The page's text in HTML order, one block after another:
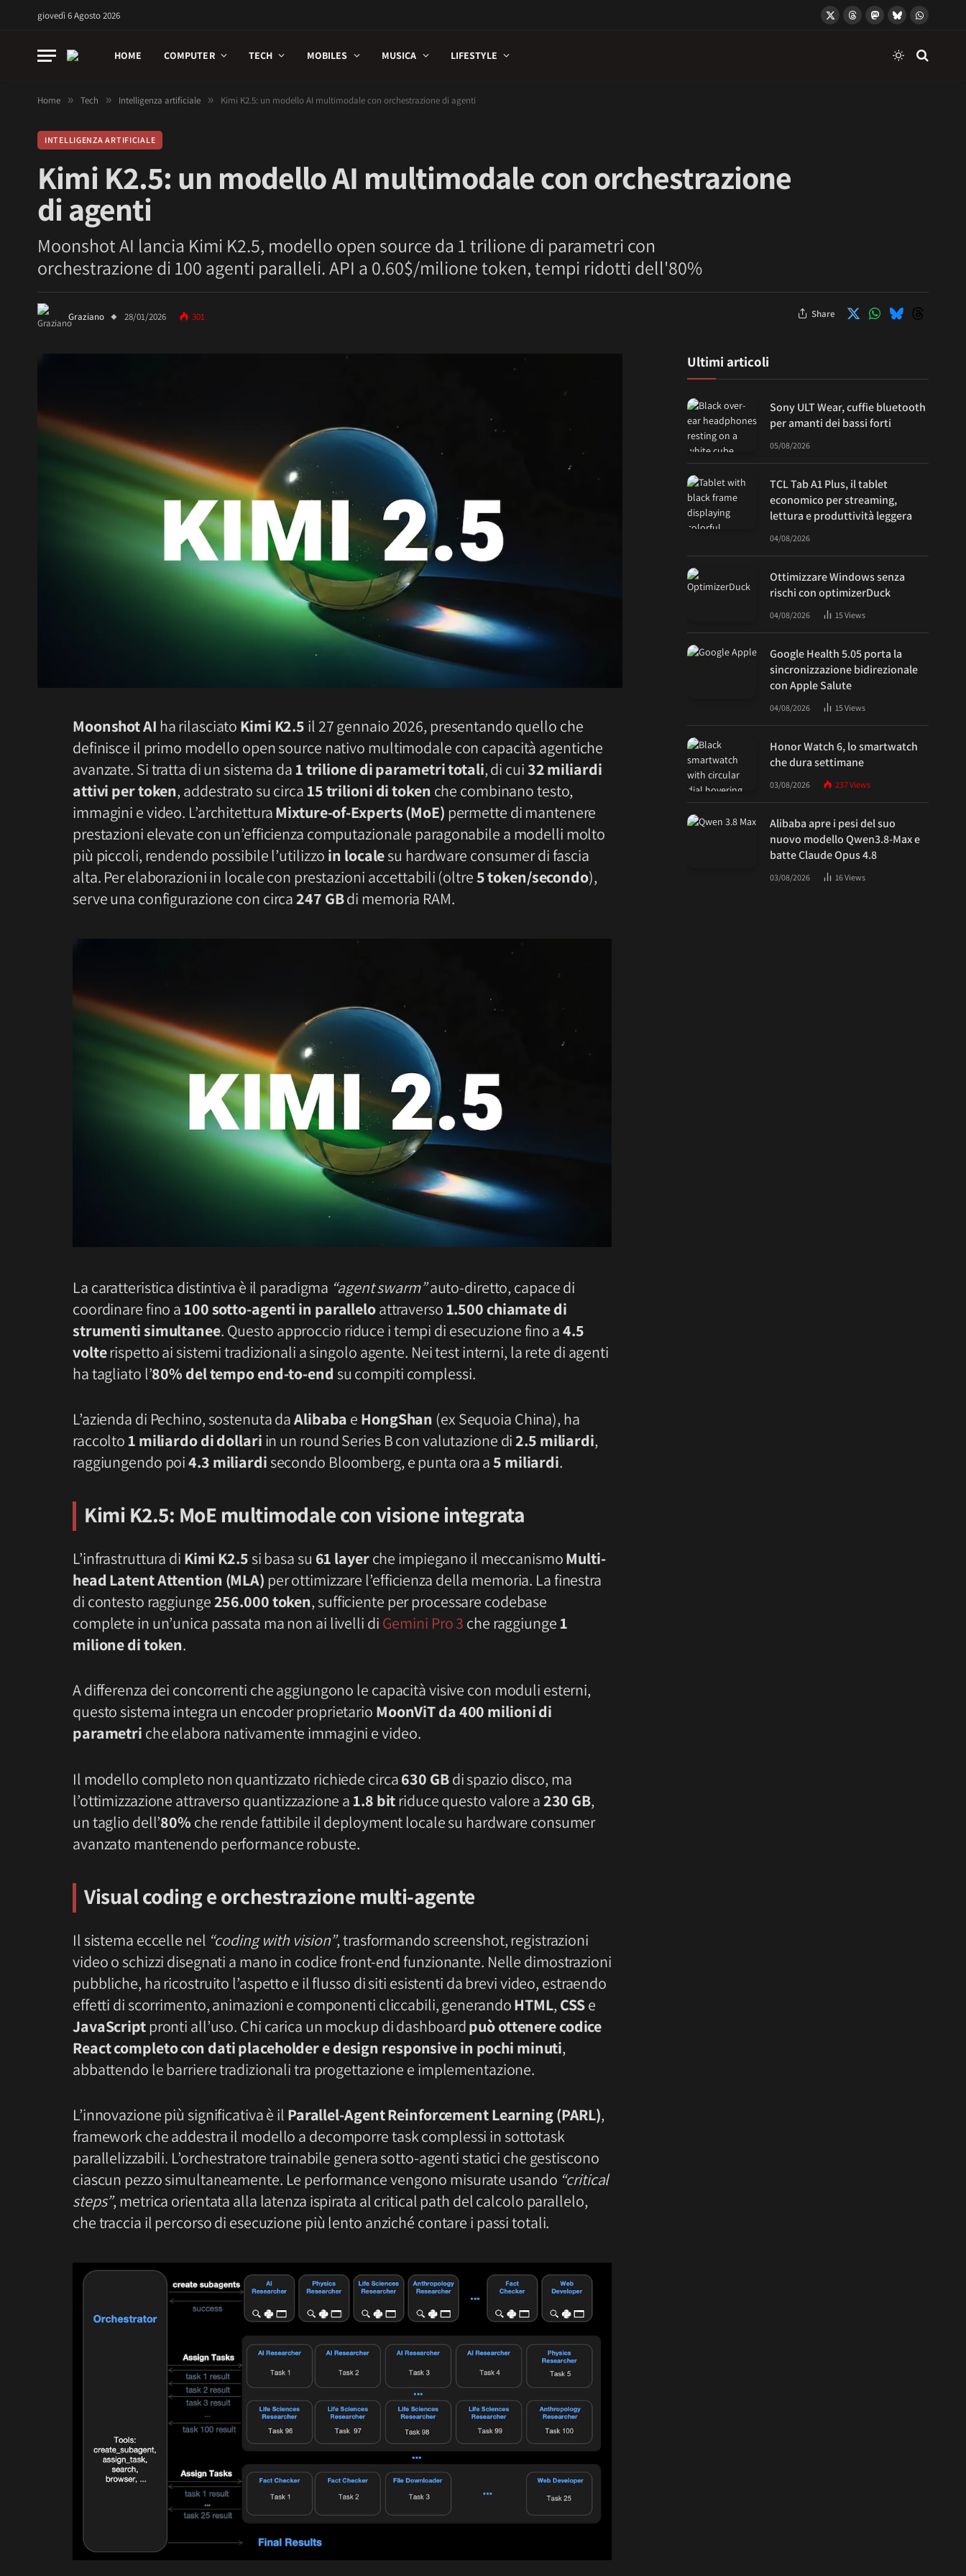
giovedì 6 Agosto 2026
X
ThreadsMastodon
BlueskyWhatsApp
HOME COMPUTER TECH MOBILES MUSICA LIFESTYLE
Home » Tech » Intelligenza artificiale » Kimi K2.5: un modello AI multimodale con orchestrazione di agenti
INTELLIGENZA ARTIFICIALE
Kimi K2.5: un modello AI multimodale con orchestrazione
di agenti
Moonshot AI lancia Kimi K2.5, modello open source da 1 trilione di parametri con
orchestrazione di 100 agenti paralleli. API a 0.60$/milione token, tempi ridotti dell'80%
Graziano 28/01/2026 301 Share
Moonshot AI ha rilasciato Kimi K2.5 il 27 gennaio 2026, presentando quello che
definisce il primo modello open source nativo multimodale con capacità agentiche
avanzate. Si tratta di un sistema da1 trilione di parametri totali, di cui32 miliardi
attivi per token, addestrato su circa15 trilioni di token che combinano testo,
immagini e video. L’architetturaMixture-of-Experts (MoE) permette di mantenere
prestazioni elevate con un’efficienza computazionale paragonabile a modelli molto
più piccoli, rendendo possibile l’utilizzo in localesu hardware consumer di fascia
alta. Per elaborazioni in locale con prestazioni accettabili (oltre5 token/secondo),
serve una configurazione con circa247 GBdi memoria RAM.
La caratteristica distintiva è il paradigma “agent swarm”auto-diretto, capace di
coordinare fino a100 sotto-agenti in paralleloattraverso1.500 chiamate di
strumenti simultanee. Questo approccio riduce i tempi di esecuzione fino a4.5
volterispetto ai sistemi tradizionali a singolo agente. Nei test interni, la rete di agenti
ha tagliato l’80% del tempo end-to-end su compiti complessi.
L’azienda di Pechino, sostenuta daAlibaba e HongShan (ex Sequoia China), ha
raccolto1 miliardo di dollari in un round Series B con valutazione di2.5 miliardi,
raggiungendo poi4.3 miliardisecondo Bloomberg, e punta ora a5 miliardi.
Kimi K2.5: MoE multimodale con visione integrata
L’infrastruttura di Kimi K2.5si basa su 61 layerche impiegano il meccanismoMulti-
head Latent Attention (MLA) per ottimizzare l’efficienza della memoria. La finestra
di contesto raggiunge256.000 token, sufficiente per processare codebase
complete in un’unica passata ma non ai livelli di Gemini Pro 3 che raggiunge1
milione di token.
A differenza dei concorrenti che aggiungono le capacità visive con moduli esterni,
questo sistema integra un encoder proprietario MoonViT da 400 milioni di
parametri che elabora nativamente immagini e video.
Il modello completo non quantizzato richiede circa630 GBdi spazio disco, ma
l’ottimizzazione attraverso quantizzazione a1.8 bitriduce questo valore a230 GB,
un taglio dell’80% che rende fattibile il deployment locale su hardware consumer
avanzato mantenendo performance robuste.
Visual coding e orchestrazione multi-agente
Il sistema eccelle nel “coding with vision”, trasformando screenshot, registrazioni
video o schizzi disegnati a mano in codice front-end funzionante. Nelle dimostrazioni
pubbliche, ha ricostruito l’aspetto e il flusso di siti esistenti da brevi video, estraendo
effetti di scorrimento, animazioni e componenti cliccabili, generandoHTML, CSSe
JavaScriptpronti all’uso. Chi carica un mockup di dashboardpuò ottenere codice
React completo con dati placeholder e design responsive in pochi minuti,
abbattendo le barriere tradizionali tra progettazione e implementazione.
L’innovazione più significativa è il Parallel-Agent Reinforcement Learning (PARL),
framework che addestra il modello a decomporre task complessi in sottotask
parallelizzabili. L’orchestratore trainabile genera sotto-agenti statici che gestiscono
ciascun pezzo simultaneamente. Le performance vengono misurate usando “critical
steps”, metrica orientata alla latenza ispirata al critical path del calcolo parallelo,
che traccia il percorso di esecuzione più lento anziché contare i passi totali.
Ultimi articoli
Sony ULT Wear, cuffie bluetooth
per amanti dei bassi forti
05/08/2026
TCL Tab A1 Plus, il tablet
economico per streaming,
lettura e produttività leggera
04/08/2026
Ottimizzare Windows senza
rischi con optimizerDuck
04/08/2026 15Views
Google Health 5.05 porta la
sincronizzazione bidirezionale
con Apple Salute
04/08/2026 15Views
Honor Watch 6, lo smartwatch
che dura settimane
03/08/2026 237Views
Alibaba apre i pesi del suo
nuovo modello Qwen3.8-Max e
batte Claude Opus 4.8
03/08/2026 16Views